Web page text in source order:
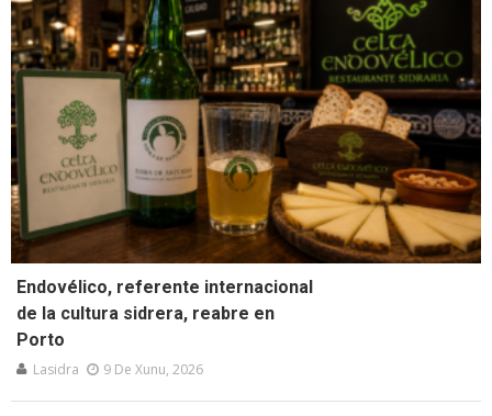
Endovélico, referente internacional
de la cultura sidrera, reabre en
Porto
Lasidra 9 De Xunu, 2026